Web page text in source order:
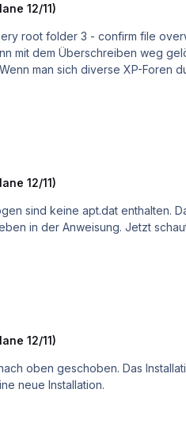
12/11)
Wie auch immer: Eine außergewöhnlich schöne
wundert mich. Wenn man sich
12/11)
12/11)
entfernt. Ich probier mal eine neue Installation.